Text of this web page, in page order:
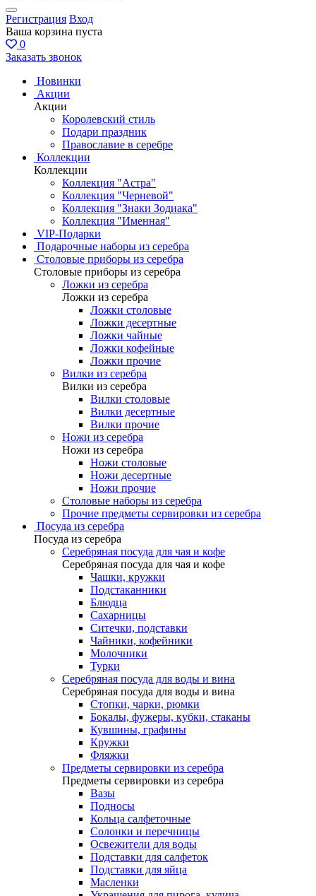
Регистрация Вход
Ваша корзина пуста
0
Заказать звонок
Новинки
Акции
Акции
Королевский стиль
Подари праздник
Православие в серебре
Коллекции
Коллекции
Коллекция "Астра"
Коллекция "Черневой"
Коллекция "Знаки Зодиака"
Коллекция "Именная"
VIP-Подарки
Подарочные наборы из серебра
Столовые приборы из серебра
Столовые приборы из серебра
Ложки из серебра
Ложки из серебра
Ложки столовые
Ложки десертные
Ложки чайные
Ложки кофейные
Ложки прочие
Вилки из серебра
Вилки из серебра
Вилки столовые
Вилки десертные
Вилки прочие
Ножи из серебра
Ножи из серебра
Ножи столовые
Ножи десертные
Ножи прочие
Столовые наборы из серебра
Прочие предметы сервировки из серебра
Посуда из серебра
Посуда из серебра
Серебряная посуда для чая и кофе
Серебряная посуда для чая и кофе
Чашки, кружки
Подстаканники
Блюдца
Сахарницы
Ситечки, подставки
Чайники, кофейники
Молочники
Турки
Серебряная посуда для воды и вина
Серебряная посуда для воды и вина
Стопки, чарки, рюмки
Бокалы, фужеры, кубки, стаканы
Кувшины, графины
Кружки
Фляжки
Предметы сервировки из серебра
Предметы сервировки из серебра
Вазы
Подносы
Кольца салфеточные
Солонки и перечницы
Освежители для воды
Подставки для салфеток
Подставки для яйца
Масленки